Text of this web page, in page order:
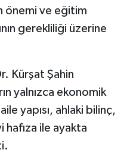
önemi ve eğitim
gerekliliği üzerine
Kürşat Şahin
yalnızca ekonomik
yapısı, ahlaki bilinç,
ile ayakta